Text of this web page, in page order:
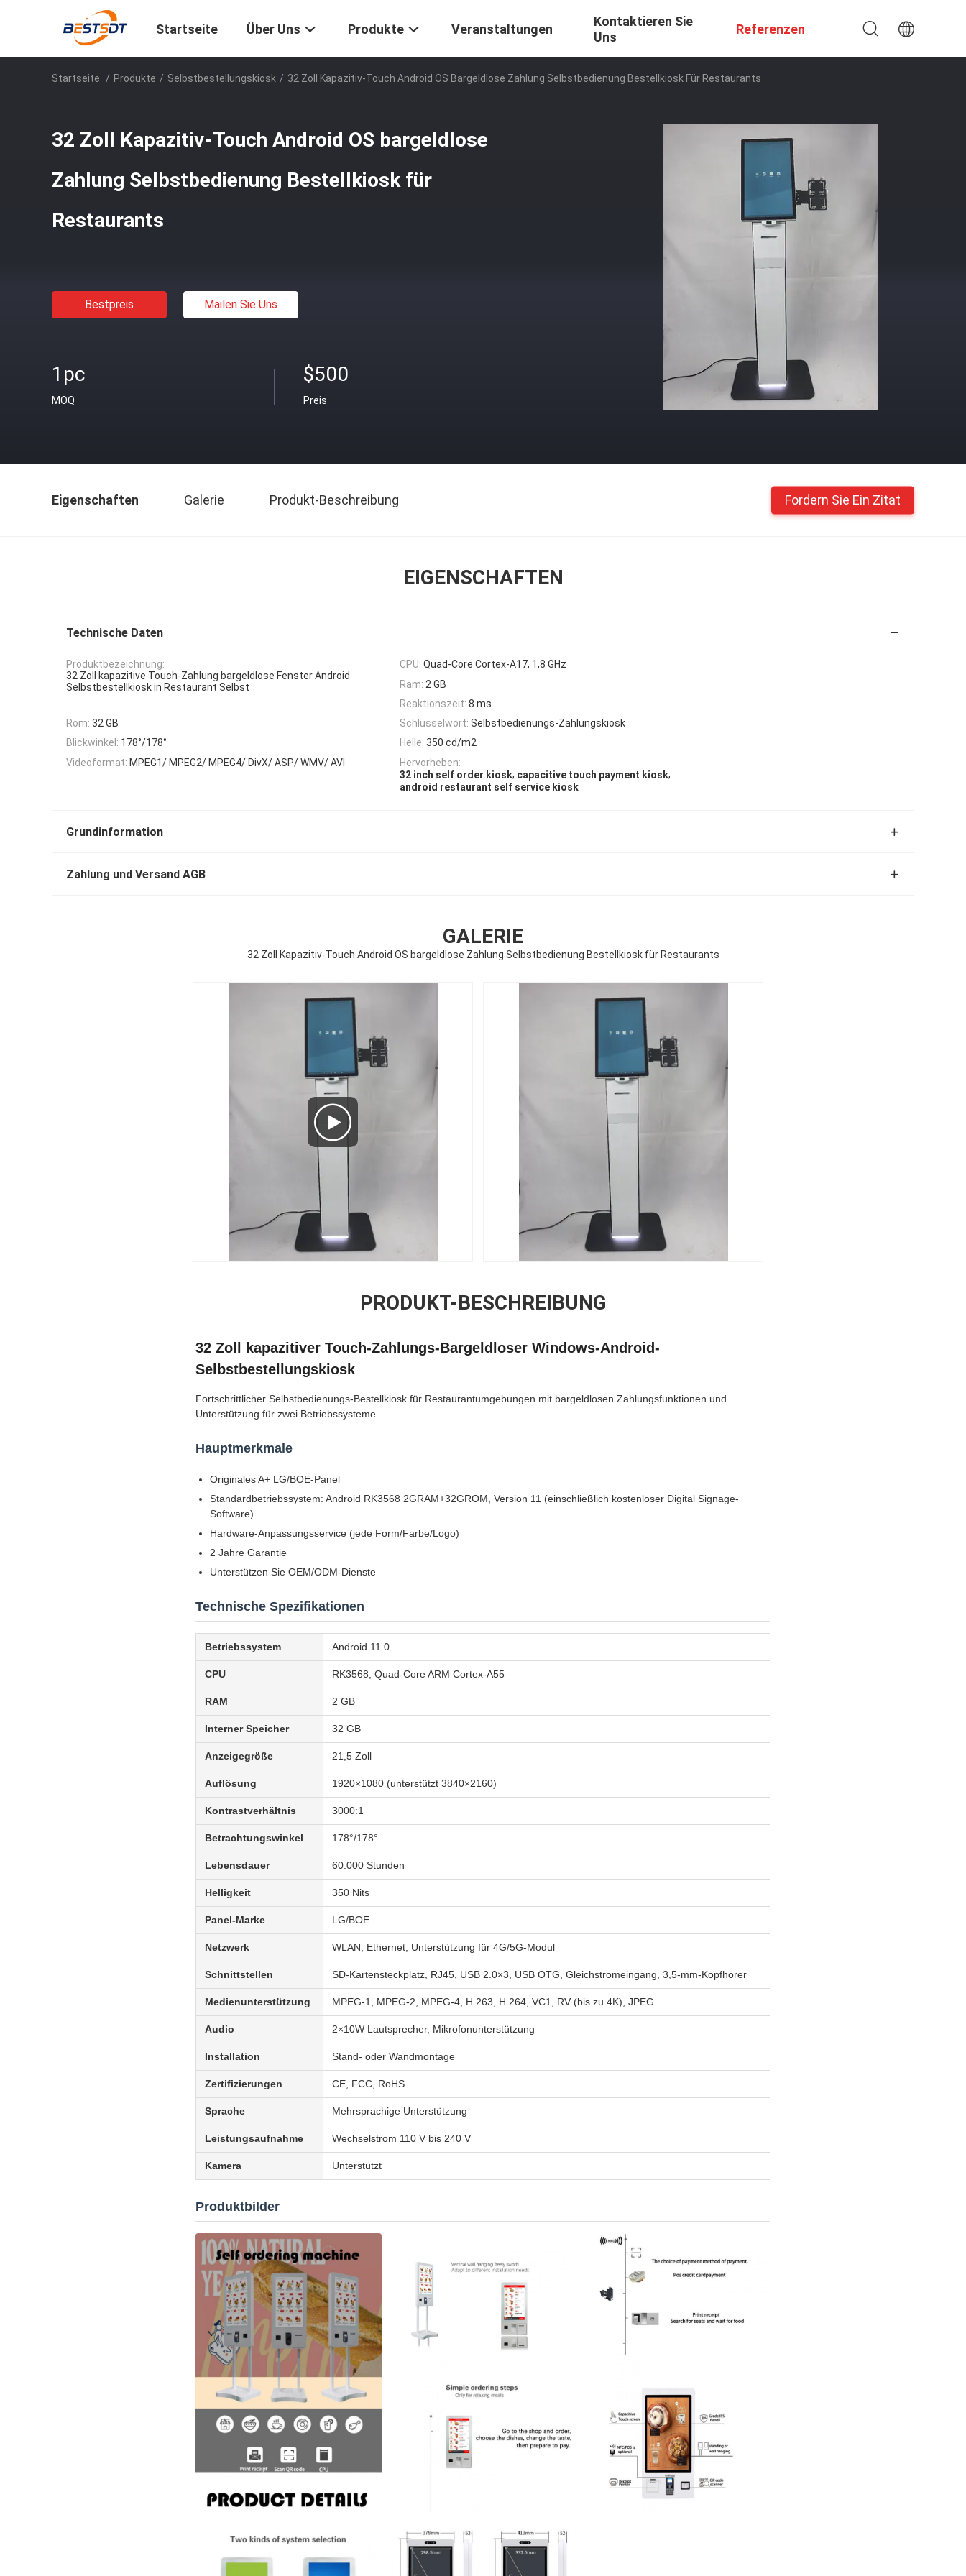
Startseite Über Uns Produkte Veranstaltungen
Kontaktieren Sie
Uns
Referenzen
Startseite / Produkte / Selbstbestellungskiosk / 32 Zoll Kapazitiv-Touch Android OS Bargeldlose Zahlung Selbstbedienung Bestellkiosk Für Restaurants
32 Zoll Kapazitiv-Touch Android OS bargeldlose
Zahlung Selbstbedienung Bestellkiosk für
Restaurants
Bestpreis Mailen Sie Uns
1pc
MOQ
$500
Preis
Eigenschaften Galerie Produkt-Beschreibung Fordern Sie Ein Zitat
EIGENSCHAFTEN
Technische Daten
Produktbezeichnung:
32 Zoll kapazitive Touch-Zahlung bargeldlose Fenster Android
Selbstbestellkiosk in Restaurant Selbst
CPU: Quad-Core Cortex-A17, 1,8 GHz
Ram: 2 GB
Reaktionszeit: 8 ms
Rom: 32 GB Schlüsselwort: Selbstbedienungs-Zahlungskiosk
Blickwinkel: 178°/178° Helle: 350 cd/m2
Videoformat: MPEG1/ MPEG2/ MPEG4/ DivX/ ASP/ WMV/ AVI
Hervorheben:
32 inch self order kiosk, capacitive touch payment kiosk,
android restaurant self service kiosk
Grundinformation
Zahlung und Versand AGB
GALERIE
32 Zoll Kapazitiv-Touch Android OS bargeldlose Zahlung Selbstbedienung Bestellkiosk für Restaurants
PRODUKT-BESCHREIBUNG
32 Zoll kapazitiver Touch-Zahlungs-Bargeldloser Windows-Android-
Selbstbestellungskiosk
Fortschrittlicher Selbstbedienungs-Bestellkiosk für Restaurantumgebungen mit bargeldlosen Zahlungsfunktionen und
Unterstützung für zwei Betriebssysteme.
Hauptmerkmale
Originales A+ LG/BOE-Panel
Standardbetriebssystem: Android RK3568 2GRAM+32GROM, Version 11 (einschließlich kostenloser Digital Signage-
Software)
Hardware-Anpassungsservice (jede Form/Farbe/Logo)
2 Jahre Garantie
Unterstützen Sie OEM/ODM-Dienste
Technische Spezifikationen
Betriebssystem Android 11.0
CPU RK3568, Quad-Core ARM Cortex-A55
RAM 2 GB
Interner Speicher 32 GB
Anzeigegröße 21,5 Zoll
Auflösung 1920×1080 (unterstützt 3840×2160)
Kontrastverhältnis 3000:1
Betrachtungswinkel 178°/178°
Lebensdauer 60.000 Stunden
Helligkeit 350 Nits
Panel-Marke LG/BOE
Netzwerk WLAN, Ethernet, Unterstützung für 4G/5G-Modul
Schnittstellen SD-Kartensteckplatz, RJ45, USB 2.0×3, USB OTG, Gleichstromeingang, 3,5-mm-Kopfhörer
Medienunterstützung MPEG-1, MPEG-2, MPEG-4, H.263, H.264, VC1, RV (bis zu 4K), JPEG
Audio 2×10W Lautsprecher, Mikrofonunterstützung
Installation Stand- oder Wandmontage
Zertifizierungen CE, FCC, RoHS
Sprache Mehrsprachige Unterstützung
Leistungsaufnahme Wechselstrom 110 V bis 240 V
Kamera Unterstützt
Produktbilder